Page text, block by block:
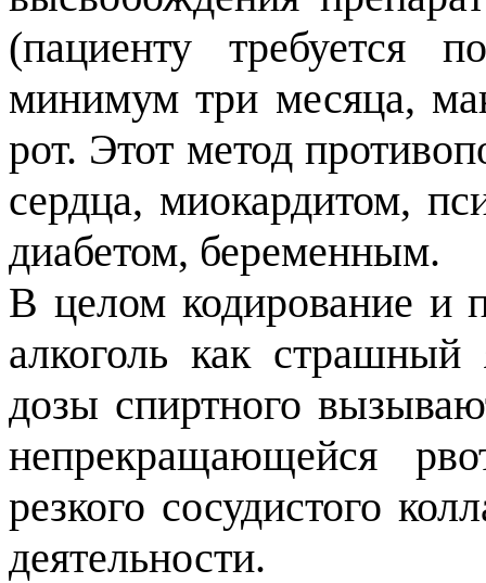
(пациенту требуется
минимум три месяца,
рот. Этот метод
сердца, миокардитом,
диабетом, беременным.
В целом кодирование и
алкоголь как
дозы спиртного
непрекращающейся
резкого сосудистого
деятельности.